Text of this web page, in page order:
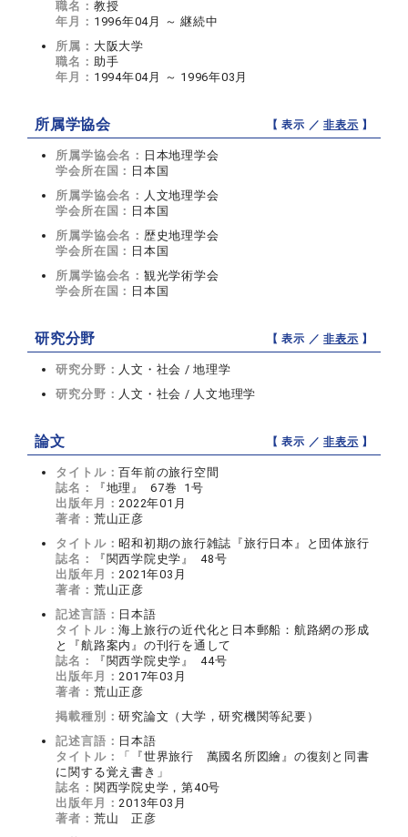
職名： 教授
年月： 1996年04月 ～ 継続中
所属： 大阪大学
職名： 助手
年月： 1994年04月 ～ 1996年03月
所属学協会 【 表示 ／非表示 】
所属学協会名： 日本地理学会
学会所在国： 日本国
所属学協会名： 人文地理学会
学会所在国： 日本国
所属学協会名： 歴史地理学会
学会所在国： 日本国
所属学協会名： 観光学術学会
学会所在国： 日本国
研究分野 【 表示 ／非表示 】
研究分野： 人文・社会 / 地理学
研究分野： 人文・社会 / 人文地理学
論文 【 表示 ／非表示 】
タイトル：百年前の旅行空間
誌名：
『地理』 67巻 1号
出版年月：2022年01月
著者： 荒山正彦
タイトル： 昭和初期の旅行雑誌『旅行日本』と団体旅行
誌名：
『関西学院史学』 48号
出版年月：2021年03月
著者： 荒山正彦
記述言語： 日本語
タイトル：海上旅行の近代化と日本郵船：航路網の形成
と『航路案内』の刊行を通して
誌名：
『関西学院史学』 44号
出版年月：2017年03月
著者： 荒山正彦
掲載種別：研究論文（大学，研究機関等紀要）
記述言語： 日本語
タイトル：
「『世界旅行 萬國名所図繪』の復刻と同書
に関する覚え書き」
誌名： 関西学院史学，第40号
出版年月：2013年03月
著者： 荒山 正彦